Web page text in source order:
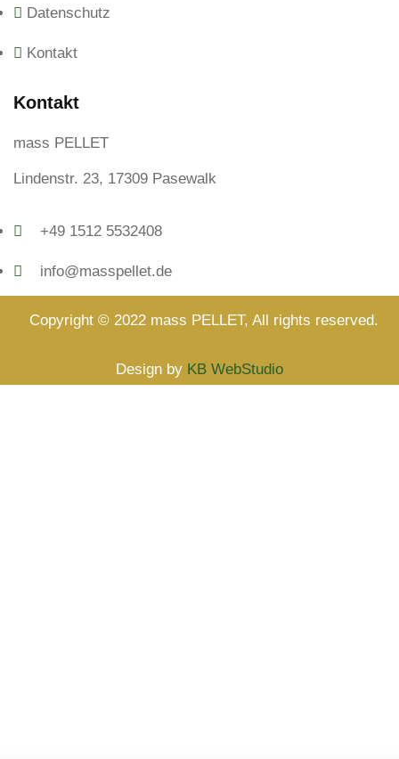
Datenschutz
Kontakt
Kontakt
mass PELLET
Lindenstr. 23, 17309 Pasewalk
+49 1512 5532408
info@masspellet.de
Copyright © 2022 mass PELLET, All rights reserved.
Design by KB WebStudio